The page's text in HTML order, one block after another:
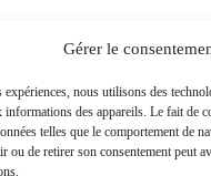
Gérer le
nous utilisons des
informations des appareils. Le fait de
telles que le comportement de
ou de retirer son consentement peut